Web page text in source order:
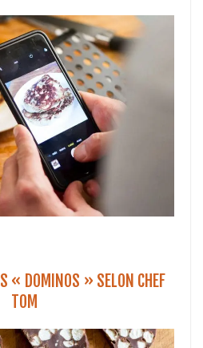
« DOMINOS » SELON CHEF
TOM